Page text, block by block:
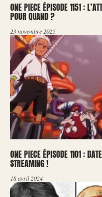
ONE PIECE ÉPISODE 1151 :
POUR QUAND ?
23 novembre 2025
ONE PIECE ÉPISODE 1101 :
STREAMING !
18 avril 2024